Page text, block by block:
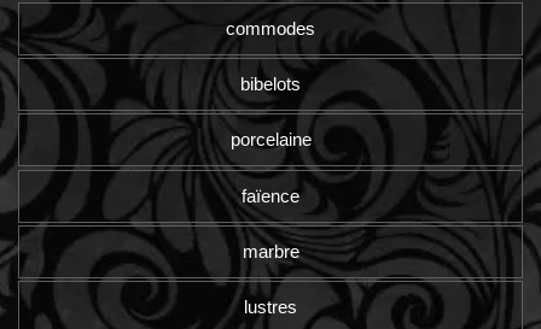
commodes
bibelots
porcelaine
faïence
marbre
lustres